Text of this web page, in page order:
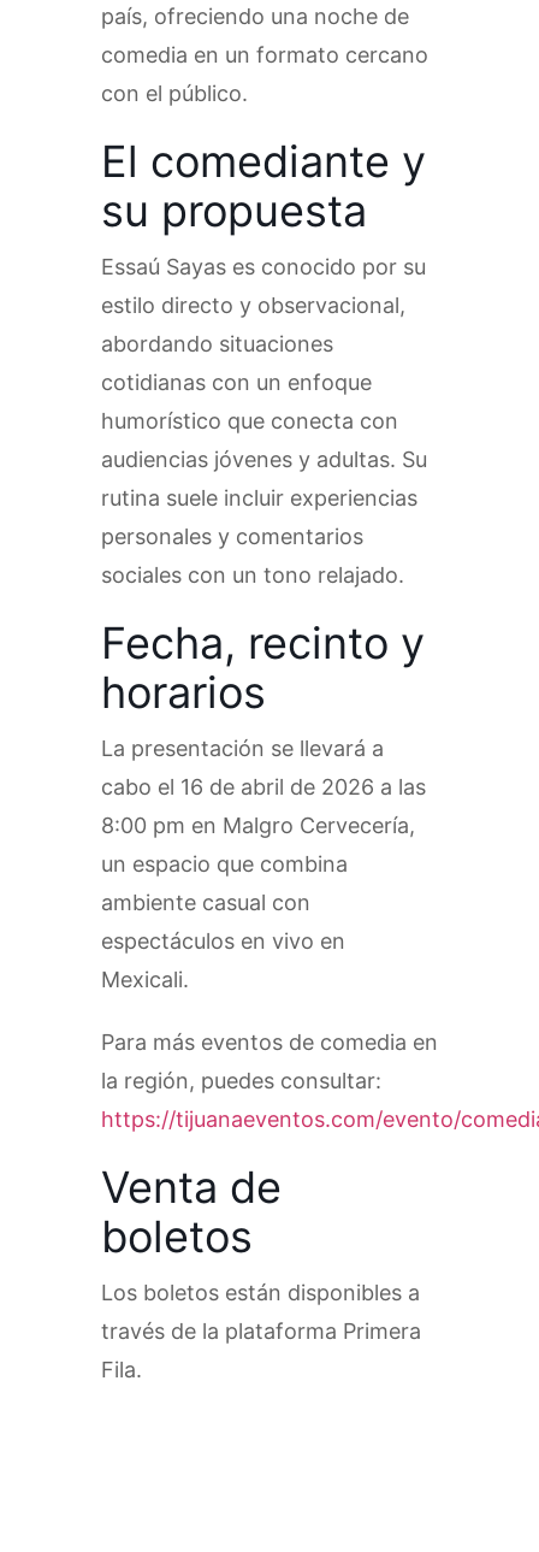
país, ofreciendo una noche de
comedia en un formato cercano
con el público.
El comediante y
su propuesta
Essaú Sayas es conocido por su
estilo directo y observacional,
abordando situaciones
cotidianas con un enfoque
humorístico que conecta con
audiencias jóvenes y adultas. Su
rutina suele incluir experiencias
personales y comentarios
sociales con un tono relajado.
Fecha, recinto y
horarios
La presentación se llevará a
cabo el 16 de abril de 2026 a las
8:00 pm en Malgro Cervecería,
un espacio que combina
ambiente casual con
espectáculos en vivo en
Mexicali.
Para más eventos de comedia en
la región, puedes consultar:
https://tijuanaeventos.com/evento/
Venta de
boletos
Los boletos están disponibles a
través de la plataforma Primera
Fila.